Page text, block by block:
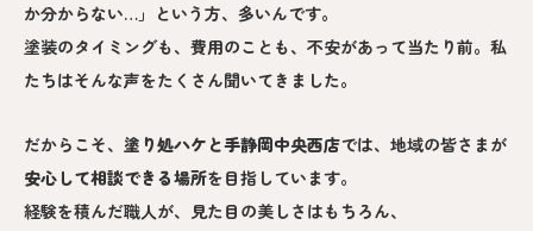
か分からない…」という方、多いんです。
塗装のタイミングも、費用のことも、不安があって当たり前。私
たちはそんな声をたくさん聞いてきました。
だからこそ、 塗り処ハケと手静岡中央西店では、地域の皆さまが
安心して相談できる場所を目指しています。
経験を積んだ職人が、見た目の美しさはもちろん、